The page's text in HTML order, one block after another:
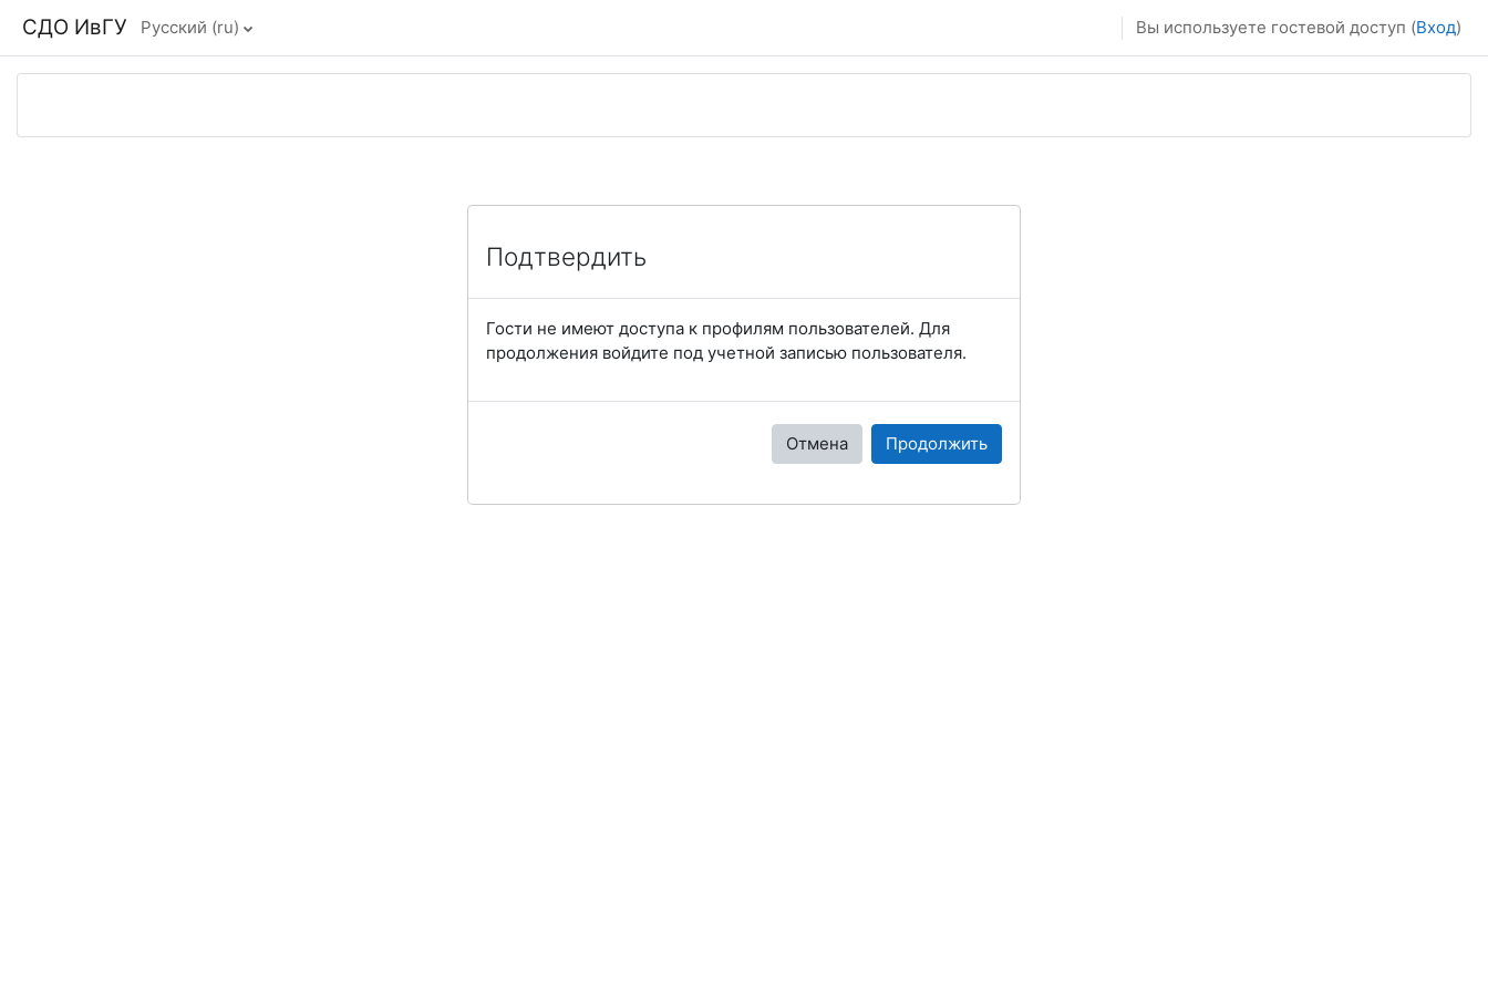
СДО ИвГУ Русский ‎(ru)‎ Вы используете гостевой доступ (Вход)
Подтвердить
Гости не имеют доступа к профилям пользователей. Для
продолжения войдите под учетной записью пользователя.
Отмена Продолжить